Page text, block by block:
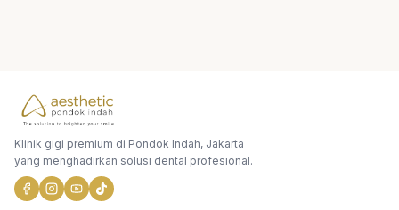
Klinik gigi premium di Pondok Indah, Jakarta
yang menghadirkan solusi dental profesional.